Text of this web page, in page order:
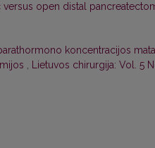
versus open distal
koncentracijos
, Lietuvos chirurgija: Vol. 5